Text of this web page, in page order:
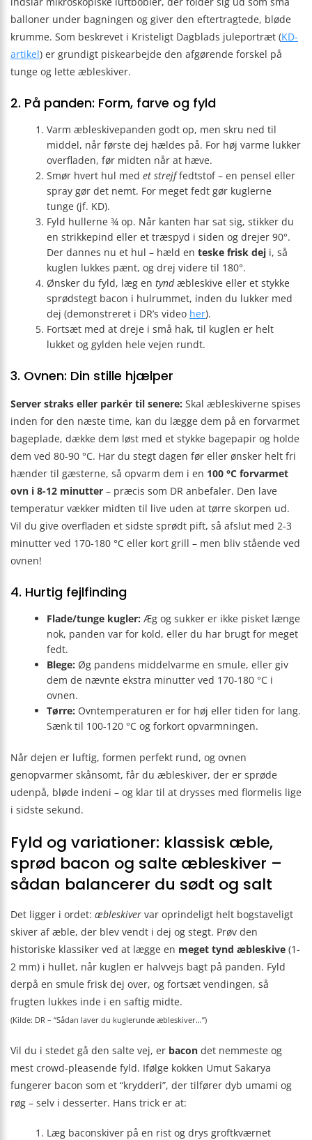
balloner under bagningen og giver den eftertragtede, bløde
krumme. Som beskrevet i Kristeligt Dagblads juleportræt (KD-
artikel) er grundigt piskearbejde den afgørende forskel på
tunge og lette æbleskiver.
2. På panden: Form, farve og fyld
Varm æbleskivepanden godt op, men skru ned til
middel, når første dej hældes på. For høj varme lukker
overfladen, før midten når at hæve.
Smør hvert hul medet strejffedtstof – en pensel eller
spray gør det nemt. For meget fedt gør kuglerne
tunge (jf. KD).
Fyld hullerne ¾ op. Når kanten har sat sig, stikker du
en strikkepind eller et træspyd i siden og drejer 90°.
Der dannes nu et hul – hæld enteske frisk dej i, så
kuglen lukkes pænt, og drej videre til 180°.
Ønsker du fyld, læg entyndæbleskive eller et stykke
sprødstegt bacon i hulrummet, inden du lukker med
dej (demonstreret i DR’s video her).
Fortsæt med at dreje i små hak, til kuglen er helt
lukket og gylden hele vejen rundt.
3. Ovnen: Din stille hjælper
Server straks eller parkér til senere: Skal æbleskiverne spises
inden for den næste time, kan du lægge dem på en forvarmet
bageplade, dække dem løst med et stykke bagepapir og holde
dem ved 80-90 °C. Har du stegt dagen før eller ønsker helt fri
hænder til gæsterne, så opvarm dem i en 100 °C forvarmet
ovn i 8-12 minutter – præcis som DR anbefaler. Den lave
temperatur vækker midten til live uden at tørre skorpen ud.
Vil du give overfladen et sidste sprødt pift, så afslut med 2-3
minutter ved 170-180 °C eller kort grill – men bliv stående ved
ovnen!
4. Hurtig fejlfinding
Flade/tunge kugler: Æg og sukker er ikke pisket længe
nok, panden var for kold, eller du har brugt for meget
fedt.
Blege: Øg pandens middelvarme en smule, eller giv
dem de nævnte ekstra minutter ved 170-180 °C i
ovnen.
Tørre: Ovntemperaturen er for høj eller tiden for lang.
Sænk til 100-120 °C og forkort opvarmningen.
Når dejen er luftig, formen perfekt rund, og ovnen
genopvarmer skånsomt, får du æbleskiver, der er sprøde
udenpå, bløde indeni – og klar til at drysses med flormelis lige
i sidste sekund.
Fyld og variationer: klassisk æble,
sprød bacon og salte æbleskiver –
sådan balancerer du sødt og salt
Det ligger i ordet: æbleskiver var oprindeligt helt bogstaveligt
skiver af æble, der blev vendt i dej og stegt. Prøv den
historiske klassiker ved at lægge en meget tynd æbleskive (1-
2 mm) i hullet, når kuglen er halvvejs bagt på panden. Fyld
derpå en smule frisk dej over, og fortsæt vendingen, så
frugten lukkes inde i en saftig midte.
(Kilde: DR – “Sådan laver du kuglerunde æbleskiver…”)
Vil du i stedet gå den salte vej, er bacon det nemmeste og
mest crowd-pleasende fyld. Ifølge kokken Umut Sakarya
fungerer bacon som et “krydderi”, der tilfører dyb umami og
røg – selv i desserter. Hans trick er at:
Læg baconskiver på en rist og drys groftkværnet